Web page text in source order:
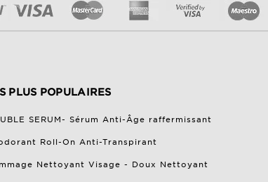
PLUS POPULAIRES
SERUM- Sérum Anti-Âge raffermissant
Roll-On Anti-Transpirant
Nettoyant Visage​ - Doux Nettoyant